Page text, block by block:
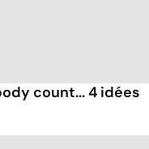
count... 4 idées